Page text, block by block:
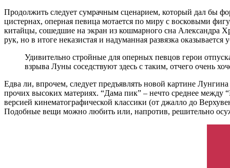
Продолжить следует сумрачным сценарием, который дал бы
цистернах, оперная певица мотается по миру с восковыми
китайцы, сошедшие на экран из кошмарного сна Александра
рук, но в итоге неказистая и надуманная развязка
Удивительно стройные для оперных певцов герои
взрыва Луны соседствуют здесь с таким, отчего очень
Едва ли, впрочем, следует предъявлять новой картине
прочих высоких материях. “Дама пик” – нечто среднее
версией кинематографической классики (от джалло до
Подобные вещи можно любить или, напротив, решительно